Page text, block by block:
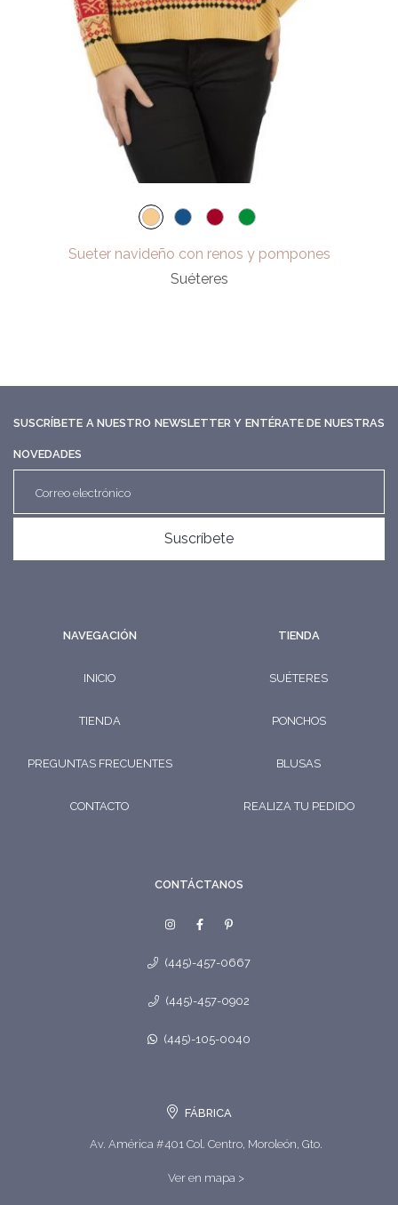
Sueter navideño con renos y pompones
Suéteres
SUSCRÍBETE A NUESTRO NEWSLETTER Y ENTÉRATE DE NUESTRAS
NOVEDADES
Suscríbete
NAVEGACIÓN
INICIO
TIENDA
PREGUNTAS FRECUENTES
CONTACTO
TIENDA
SUÉTERES
PONCHOS
BLUSAS
REALIZA TU PEDIDO
CONTÁCTANOS
(445)-457-0667
(445)-457-0902
(445)-105-0040
FÁBRICA
Av. América #401 Col. Centro, Moroleón, Gto.
Ver en mapa >